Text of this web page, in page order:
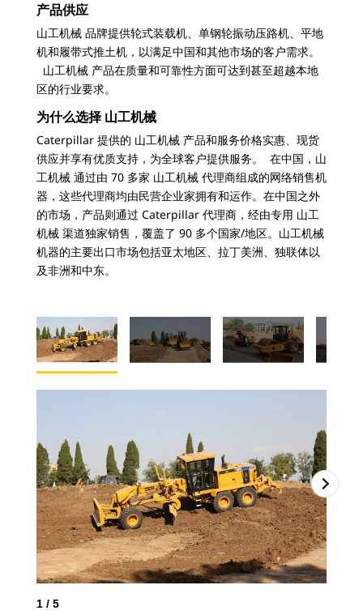
产品供应
山工机械 品牌提供轮式装载机、单钢轮振动压路机、平地
机和履带式推土机，以满足中国和其他市场的客户需求。
山工机械 产品在质量和可靠性方面可达到甚至超越本地
区的行业要求。
为什么选择 山工机械
Caterpillar 提供的 山工机械 产品和服务价格实惠、现货
供应并享有优质支持，为全球客户提供服务。 在中国，山
工机械 通过由 70 多家 山工机械 代理商组成的网络销售机
器，这些代理商均由民营企业家拥有和运作。在中国之外
的市场，产品则通过 Caterpillar 代理商，经由专用 山工
机械 渠道独家销售，覆盖了 90 多个国家/地区。山工机械
机器的主要出口市场包括亚太地区、拉丁美洲、独联体以
及非洲和中东。
1 / 5